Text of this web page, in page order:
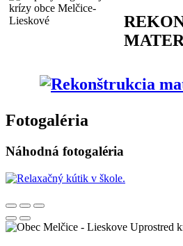
Fotogaléria
Náhodná fotogaléria
Uprostred